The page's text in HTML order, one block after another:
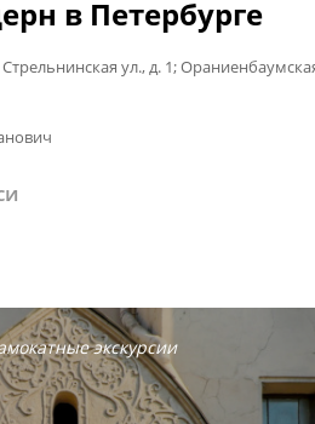
в Петербурге
ул., д. 1;
экскурсии